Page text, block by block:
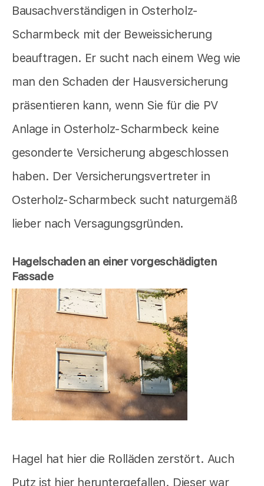
Bausachverständigen in Osterholz-
Scharmbeck mit der Beweissicherung
beauftragen. Er sucht nach einem Weg wie
man den Schaden der Hausversicherung
präsentieren kann, wenn Sie für die PV
Anlage in Osterholz-Scharmbeck keine
gesonderte Versicherung abgeschlossen
haben. Der Versicherungsvertreter in
Osterholz-Scharmbeck sucht naturgemäß
lieber nach Versagungsgründen.
Hagelschaden an einer vorgeschädigten
Fassade
Hagel hat hier die Rolläden zerstört. Auch
Putz ist hier heruntergefallen. Dieser war